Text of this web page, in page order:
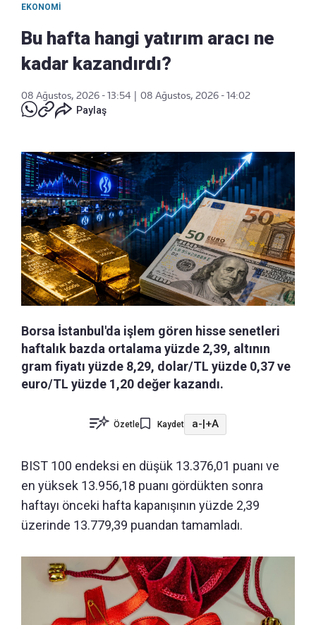
EKONOMI
Bu hafta hangi yatırım aracı ne
kadar kazandırdı?
08 Ağustos, 2026 - 13:54
08 Ağustos, 2026 - 14:02
Paylaş
Borsa İstanbul'da işlem gören hisse senetleri
haftalık bazda ortalama yüzde 2,39, altının
gram fiyatı yüzde 8,29, dolar/TL yüzde 0,37 ve
euro/TL yüzde 1,20 değer kazandı.
Özetle Kaydet a- +A
BIST 100 endeksi en düşük 13.376,01 puanı ve
en yüksek 13.956,18 puanı gördükten sonra
haftayı önceki hafta kapanışının yüzde 2,39
üzerinde 13.779,39 puandan tamamladı.